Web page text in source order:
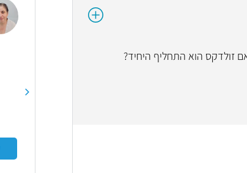
זולדקס הוא התחליף היחיד?
ד"ר רביע שואהנה
רפואת שיניים
אסתטית, שיקום הפה, כירורגיה ושתלים, יישור